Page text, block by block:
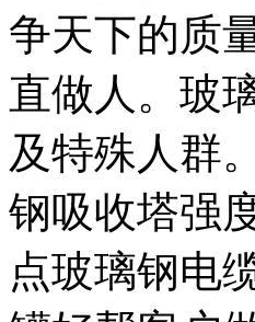
争天下的质
直做人。玻
及特殊人群
钢吸收塔强
点玻璃钢电